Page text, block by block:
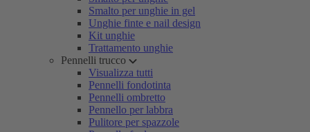
Smalto per unghie in gel
Unghie finte e nail design
Kit unghie
Trattamento unghie
Pennelli trucco
Visualizza tutti
Pennelli fondotinta
Pennelli ombretto
Pennello per labbra
Pulitore per spazzole